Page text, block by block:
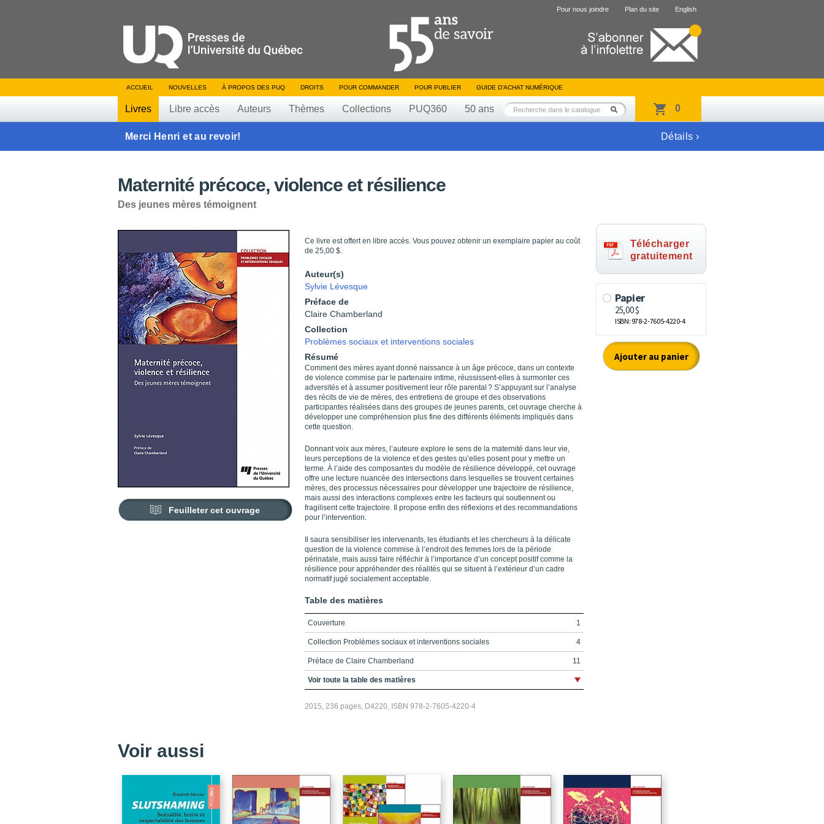
Pour nous joindre Plan du site English
ACCUEIL NOUVELLES À PROPOS DES PUQ DROITS POUR COMMANDER POUR PUBLIER GUIDE D’ACHAT NUMÉRIQUE
Livres Libre accès Auteurs Thèmes Collections PUQ360 50 ans 0
Merci Henri et au revoir! Détails ›
Maternité précoce, violence et résilience
Des jeunes mères témoignent
Feuilleter cet ouvrage
Ce livre est offert en libre accès. Vous pouvez obtenir un exemplaire papier au coût
de 25,00 $.
Auteur(s)
Sylvie Lévesque
Préface de
Claire Chamberland
Collection
Problèmes sociaux et interventions sociales
Résumé
Comment des mères ayant donné naissance à un âge précoce, dans un contexte
de violence commise par le partenaire intime, réussissent-elles à surmonter ces
adversités et à assumer positivement leur rôle parental ? S’appuyant sur l’analyse
des récits de vie de mères, des entretiens de groupe et des observations
participantes réalisées dans des groupes de jeunes parents, cet ouvrage cherche à
développer une compréhension plus fine des différents éléments impliqués dans
cette question.
Donnant voix aux mères, l’auteure explore le sens de la maternité dans leur vie,
leurs perceptions de la violence et des gestes qu’elles posent pour y mettre un
terme. À l’aide des composantes du modèle de résilience développé, cet ouvrage
offre une lecture nuancée des intersections dans lesquelles se trouvent certaines
mères, des processus nécessaires pour développer une trajectoire de résilience,
mais aussi des interactions complexes entre les facteurs qui soutiennent ou
fragilisent cette trajectoire. Il propose enfin des réflexions et des recommandations
pour l’intervention.
Il saura sensibiliser les intervenants, les étudiants et les chercheurs à la délicate
question de la violence commise à l’endroit des femmes lors de la période
périnatale, mais aussi faire réfléchir à l’importance d’un concept positif comme la
résilience pour appréhender des réalités qui se situent à l’extérieur d’un cadre
normatif jugé socialement acceptable.
Table des matières
Couverture 1
Collection Problèmes sociaux et interventions sociales 4
Préface de Claire Chamberland 11
Remerciements 15
Chapitre 2 - Qu’est-ce que la résilience ? : quelques clés de lecture 33
Chapitre 3 - Pourquoi la violence lors de la grossesse et la maternité
précoce sont-elles des adversités ?
45
Chapitre 4 - Le cadre conceptuel 59
Voir toute la table des matières
2015, 236 pages, D4220, ISBN 978-2-7605-4220-4
Télécharger
gratuitement
Voir aussi